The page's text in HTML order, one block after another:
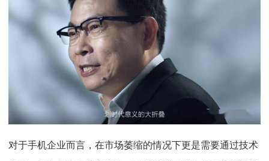
对于手机企业而言，在市场萎缩的情况下更是需要通过技术